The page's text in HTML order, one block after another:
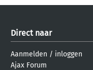
Direct naar
Aanmelden / inloggen
Ajax Forum